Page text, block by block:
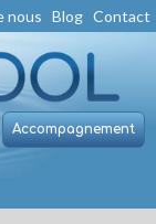
nous Blog Contact
Accompagnement